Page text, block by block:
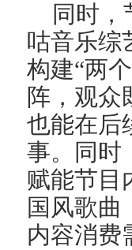
同时
咕音乐综
构建“两
阵 ， 观众
也能在后
事。
同时
赋能节目
国风歌曲
内容消费